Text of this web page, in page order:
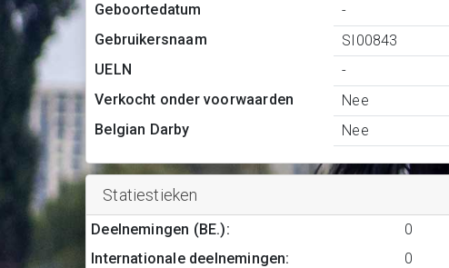
Geboortedatum
-
Gebruikersnaam
SI00843
UELN
-
Verkocht onder voorwaarden
Nee
Belgian Darby
Nee
Statiestieken
Deelnemingen (BE.):
0
Internationale deelnemingen: 0